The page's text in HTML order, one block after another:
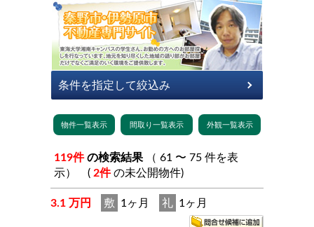
119件 の検索結果
示） ( 2件 の未公開物件)
3.1 万円 敷 1ヶ月 礼 1ヶ月